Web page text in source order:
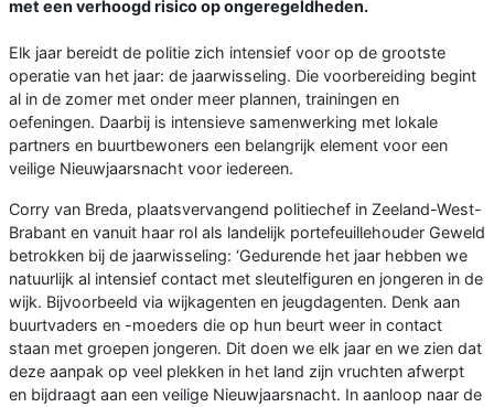
met een verhoogd risico op ongeregeldheden.
Elk jaar bereidt de politie zich intensief voor op de grootste
operatie van het jaar: de jaarwisseling. Die voorbereiding begint
al in de zomer met onder meer plannen, trainingen en
oefeningen. Daarbij is intensieve samenwerking met lokale
partners en buurtbewoners een belangrijk element voor een
veilige Nieuwjaarsnacht voor iedereen.
Corry van Breda, plaatsvervangend politiechef in Zeeland-West-
Brabant en vanuit haar rol als landelijk portefeuillehouder Geweld
betrokken bij de jaarwisseling: ‘Gedurende het jaar hebben we
natuurlijk al intensief contact met sleutelfiguren en jongeren in de
wijk. Bijvoorbeeld via wijkagenten en jeugdagenten. Denk aan
buurtvaders en -moeders die op hun beurt weer in contact
staan met groepen jongeren. Dit doen we elk jaar en we zien dat
deze aanpak op veel plekken in het land zijn vruchten afwerpt
en bijdraagt aan een veilige Nieuwjaarsnacht. In aanloop naar de